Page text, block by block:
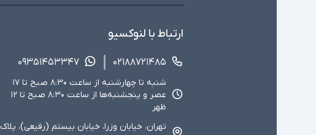
ارتباط با لنوکسیو
۰۲۱۸۸۷۲۱۴۸۵ ۰۹۳۵۱۴۵۳۳۴۷
شنبه تا چهارشنبه از ساعت ۸:۳۰ صبح تا ۱۷
عصر و پنجشنبه‌ها از ساعت ۸:۳۰ صبح تا ۱۲
ظهر
تهران، خیابان وزرا، خیابان بیستم (رفیعی)، پلاک